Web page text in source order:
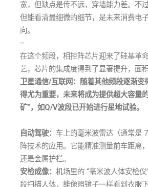
宽，但缺点是传不远，穿墙能力差。不
但能看清最细微的细节，是未来消费电
向。
–
在这个频段，相控阵芯片迎来了硅基革
艺，芯片的集成度得到了显著提升，面
卫星通信/互联网：随着其他频段逐渐变
得尤为重要，未来将成为提供超大容量
矿”，如Q/V波段已开始进行星地试验。
自动驾驶： 车上的毫米波雷达（通常是
阵技术的应用。它能精准测量前车距离
还是金属护栏。
安检成像： 机场里的 “毫米波人体安检
段扫描人体，能像照镜子一样看到衣服